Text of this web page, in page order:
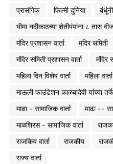
प्रासंगिक
फिल्मी दुनिया
भीमा नदीकाठच्या शेतीपंपांना ८ तास वीज
मंदिर प्रशासन वार्ता
मंदिर समिती
मंदिर समिती प्रशासन वार्ता
मंदिर
महिला दिन विशेष वार्ता
महिला वार्ता
माऊली फाउंडेशन काळबादेवी यांच्या
माढा - सामाजिक वार्ता
माढा --
माळशिरस - सामाजिक वार्ता
राजकिय वार्ता
राजकीय
राज्य वार्ता